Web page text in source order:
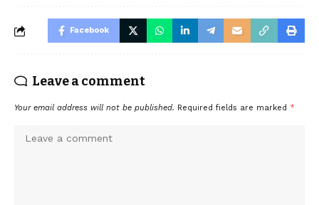
Facebook
Leave a comment
Your email address will not be published. Required fields are marked *